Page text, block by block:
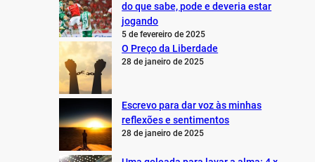
do que sabe, pode e deveria estar
jogando
5 de fevereiro de 2025
O Preço da Liberdade
28 de janeiro de 2025
Escrevo para dar voz às minhas
reflexões e sentimentos
28 de janeiro de 2025